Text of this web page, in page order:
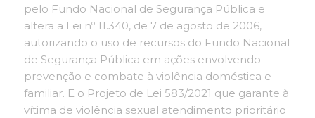
pelo Fundo Nacional de Segurança Pública e
altera a Lei nº 11.340, de 7 de agosto de 2006,
autorizando o uso de recursos do Fundo Nacional
de Segurança Pública em ações envolvendo
prevenção e combate à violência doméstica e
familiar. E o Projeto de Lei 583/2021 que garante à
vítima de violência sexual atendimento prioritário